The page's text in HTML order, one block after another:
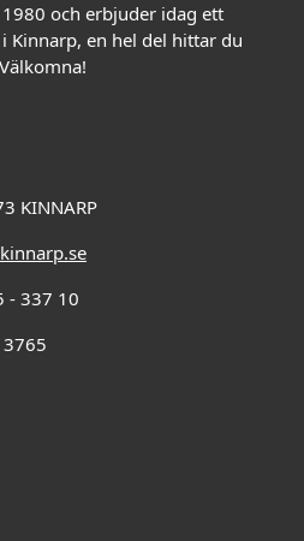
och erbjuder idag ett
en hel del hittar du
KINNARP
- 337 10